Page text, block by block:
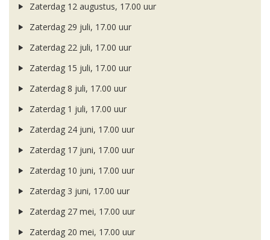
Zaterdag 12 augustus, 17.00 uur
Zaterdag 29 juli, 17.00 uur
Zaterdag 22 juli, 17.00 uur
Zaterdag 15 juli, 17.00 uur
Zaterdag 8 juli, 17.00 uur
Zaterdag 1 juli, 17.00 uur
Zaterdag 24 juni, 17.00 uur
Zaterdag 17 juni, 17.00 uur
Zaterdag 10 juni, 17.00 uur
Zaterdag 3 juni, 17.00 uur
Zaterdag 27 mei, 17.00 uur
Zaterdag 20 mei, 17.00 uur